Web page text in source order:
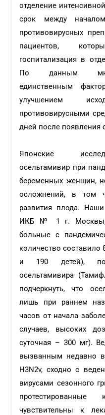
отделение
срок между
противовирусных
пациентов,
госпитализация в
По данным
единственным
улучшением
противовирусными
дней после появления
Японские
осельтамивир при
беременных женщин,
осложнений, в том
развития плода.
ИКБ № 1 г. Москвы,
больные с
количество составило
и 190 детей),
осельтамивира
подчеркнуть, что
лишь при раннем
часов от начала
случаев, высоких
суточная – 300 мг).
вызванным недавно
H3N2v, сходно с
вирусами сезонного
чувствительны к